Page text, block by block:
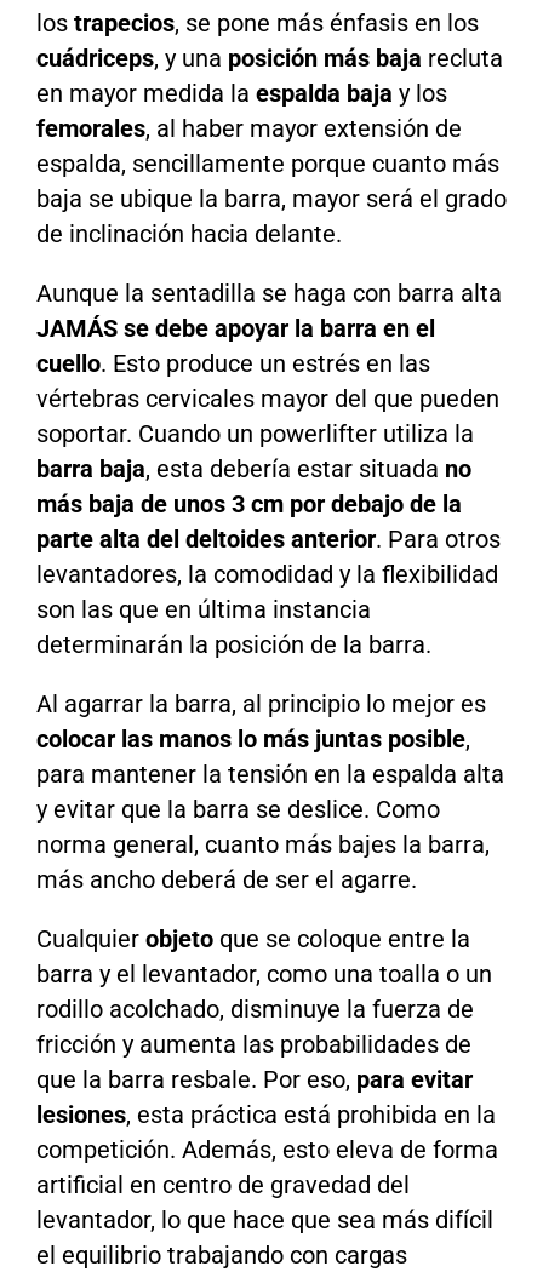
los trapecios, se pone más énfasis en los
cuádriceps, y una posición más baja recluta
en mayor medida la espalda baja y los
femorales, al haber mayor extensión de
espalda, sencillamente porque cuanto más
baja se ubique la barra, mayor será el grado
de inclinación hacia delante.
Aunque la sentadilla se haga con barra alta
JAMÁS se debe apoyar la barra en el
cuello. Esto produce un estrés en las
vértebras cervicales mayor del que pueden
soportar. Cuando un powerlifter utiliza la
barra baja, esta debería estar situada no
más baja de unos 3 cm por debajo de la
parte alta del deltoides anterior. Para otros
levantadores, la comodidad y la flexibilidad
son las que en última instancia
determinarán la posición de la barra.
Al agarrar la barra, al principio lo mejor es
colocar las manos lo más juntas posible,
para mantener la tensión en la espalda alta
y evitar que la barra se deslice. Como
norma general, cuanto más bajes la barra,
más ancho deberá de ser el agarre.
Cualquier objetoque se coloque entre la
barra y el levantador, como una toalla o un
rodillo acolchado, disminuye la fuerza de
fricción y aumenta las probabilidades de
que la barra resbale. Por eso, para evitar
lesiones, esta práctica está prohibida en la
competición. Además, esto eleva de forma
artificial en centro de gravedad del
levantador, lo que hace que sea más difícil
el equilibrio trabajando con cargas